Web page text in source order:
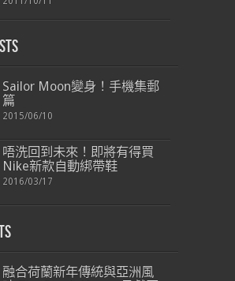
Sailor Moon變身！手機集郵
篇
2015/06/10
唔洗回到未來！即將有得買
Nike新款自動綁帶鞋
2016/03/17
融合荷蘭新年傳統與亞洲風